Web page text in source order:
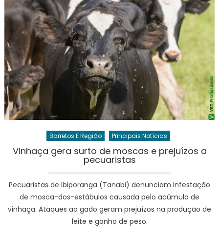
Barretos E Região Principais Notícias
Vinhaça gera surto de moscas e prejuízos a
pecuaristas
Pecuaristas de Ibiporanga (Tanabi) denunciam infestação
de mosca-dos-estábulos causada pelo acúmulo de
vinhaça. Ataques ao gado geram prejuízos na produção de
leite e ganho de peso.